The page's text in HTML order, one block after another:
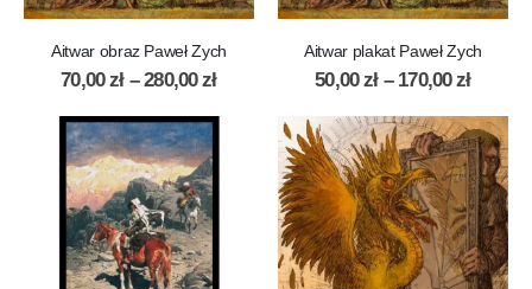
Aitwar obraz Paweł Zych
70,00zł – 280,00zł
Aitwar plakat Paweł Zych
50,00zł – 170,00zł